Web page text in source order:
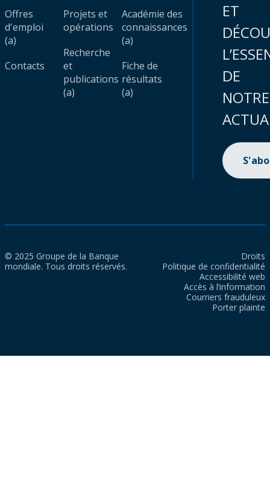
Offres
d'emploi
(a)
Contacts
Projets et
opérations
Recherche
et
publications
(a)
Académie des
connaissances
(a)
Fiche de
résultats
(a)
ET
DE
NOTRE
© 2025 Groupe de la Banque
mondiale. Tous droits réservés.
Droits
Politique de confidentialité
Accessibilité web
Accès à l’information
Courriers frauduleux
Porter plainte